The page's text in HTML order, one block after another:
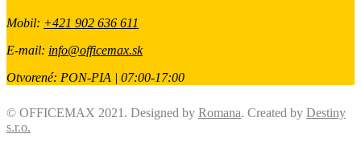
Mobil: +421 902 636 611
E-mail: info@officemax.sk
Otvorené: PON-PIA | 07:00-17:00
© OFFICEMAX 2021. Designed by Romana. Created by Destiny
s.r.o.